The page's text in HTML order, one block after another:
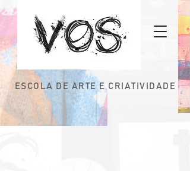
ESCOLA DE ARTE E CRIATIVIDADE